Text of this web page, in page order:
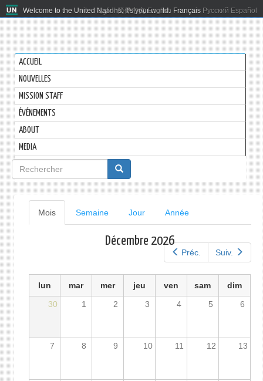
Welcome to the United Nations. It's your world.
العربية 简体中文 English Français Русский Español
ACCUEIL
NOUVELLES
MISSION STAFF
ÉVÉNEMENTS
ABOUT
MEDIA
Formulaire
de
recherche
Onglets
principaux
Mois(onglet
actif)
Semaine Jour Année
Préc. Suiv.
Décembre 2026
lun mar mer jeu ven sam
dim
30
1 2 3 4 5 6
7 8 9 10 11 12 13